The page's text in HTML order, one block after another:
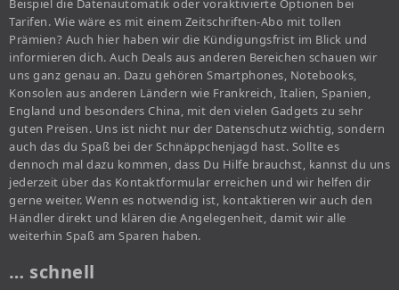
Beispiel die Datenautomatik oder voraktivierte Optionen bei
Tarifen. Wie wäre es mit einem Zeitschriften-Abo mit tollen
Prämien? Auch hier haben wir die Kündigungsfrist im Blick und
informieren dich. Auch Deals aus anderen Bereichen schauen wir
uns ganz genau an. Dazu gehören Smartphones, Notebooks,
Konsolen aus anderen Ländern wie Frankreich, Italien, Spanien,
England und besonders China, mit den vielen Gadgets zu sehr
guten Preisen. Uns ist nicht nur der Datenschutz wichtig, sondern
auch das du Spaß bei der Schnäppchenjagd hast. Sollte es
dennoch mal dazu kommen, dass Du Hilfe brauchst, kannst du uns
jederzeit über das Kontaktformular erreichen und wir helfen dir
gerne weiter. Wenn es notwendig ist, kontaktieren wir auch den
Händler direkt und klären die Angelegenheit, damit wir alle
weiterhin Spaß am Sparen haben.
… schnell